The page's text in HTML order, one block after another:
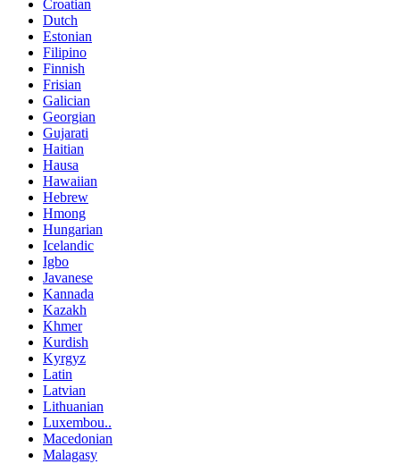
Croatian
Dutch
Estonian
Filipino
Finnish
Frisian
Galician
Georgian
Gujarati
Haitian
Hausa
Hawaiian
Hebrew
Hmong
Hungarian
Icelandic
Igbo
Javanese
Kannada
Kazakh
Khmer
Kurdish
Kyrgyz
Latin
Latvian
Lithuanian
Luxembou..
Macedonian
Malagasy